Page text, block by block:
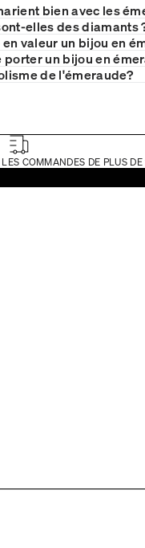
bien avec les
elles des diamants
valeur un bijou en
un bijou en
de l'émeraude?
COMMANDES DE PLUS